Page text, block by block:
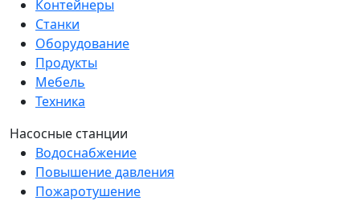
Контейнеры
Станки
Оборудование
Продукты
Мебель
Техника
Насосные станции
Водоснабжение
Повышение давления
Пожаротушение